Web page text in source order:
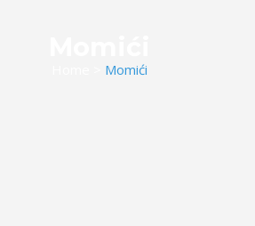
Momići